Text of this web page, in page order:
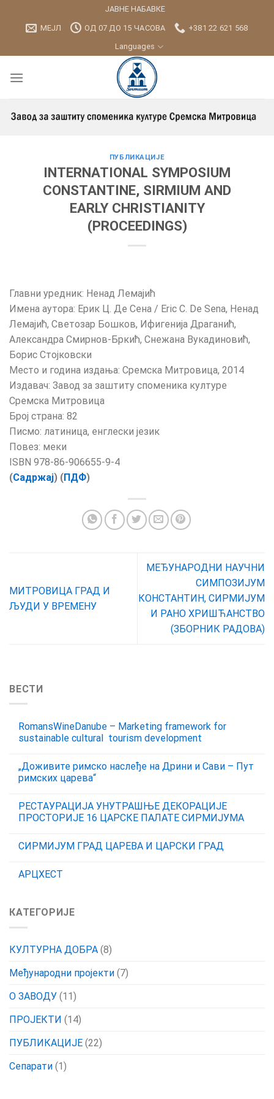
ЈАВНЕ НАБАВКЕ
МЕЈЛ ОД 07 ДО 15 ЧАСОВА +381 22 621 568
Languages
ПУБЛИКАЦИЈЕ
INTERNATIONAL SYMPOSIUM
CONSTANTINE, SIRMIUM AND
EARLY CHRISTIANITY
(PROCEEDINGS)
Главни уредник: Ненад Лемајић
Имена аутора: Ерик Ц. Де Сена / Eric C. De Sena, Ненад
Лемајић, Светозар Бошков, Ифигенија Драганић,
Aлександра Смирнов-Бркић, Снежана Вукадиновић,
Борис Стојковски
Место и година издања: Сремска Митровица, 2014
Издавач: Завод за заштиту споменика културе
Сремска Митровица
Број страна: 82
Писмо: латиница, енглески језик
Повез: меки
ISBN 978-86-906655-9-4
(Садржај) (ПДФ)
МИТРОВИЦА ГРАД И
ЉУДИ У ВРЕМЕНУ
МЕЂУНАРОДНИ НАУЧНИ
СИМПОЗИЈУМ
КОНСТАНТИН, СИРМИЈУМ
И РАНО ХРИШЋАНСТВО
(ЗБОРНИК РАДОВА)
ВЕСТИ
RomansWineDanube – Marketing framework for
sustainable cultural tourism development
„Доживите римско наслеђе на Дрини и Сави – Пут
римских царева“
РЕСТАУРАЦИЈА УНУТРАШЊЕ ДЕКОРАЦИЈЕ
ПРОСТОРИЈЕ 16 ЦАРСКЕ ПАЛАТЕ СИРМИЈУМА
СИРМИЈУМ ГРАД ЦАРЕВА И ЦАРСКИ ГРАД
АРЦХЕСТ
КАТЕГОРИЈЕ
КУЛТУРНА ДОБРА (8)
Међународни пројекти (7)
О ЗАВОДУ (11)
ПРОЈЕКТИ (14)
ПУБЛИКАЦИЈЕ (22)
Сепарати (1)